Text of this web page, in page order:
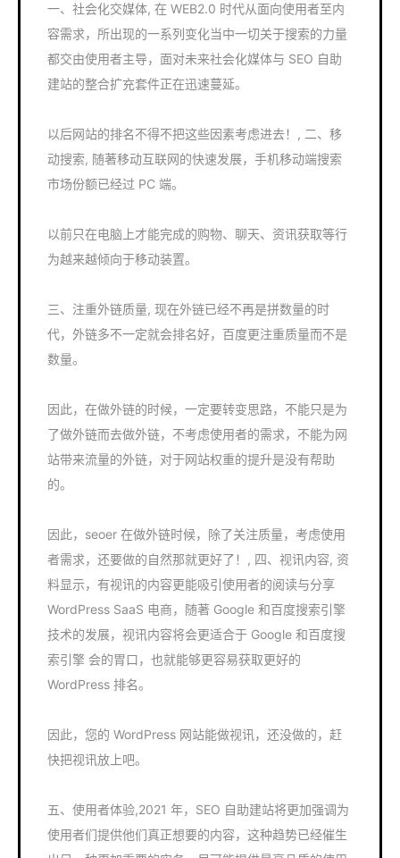
一、社会化交媒体, 在 WEB2.0 时代从面向使用者至内
容需求，所出现的一系列变化当中一切关于搜索的力量
都交由使用者主导，面对未来社会化媒体与 SEO 自助
建站的整合扩充套件正在迅速蔓延。
以后网站的排名不得不把这些因素考虑进去！, 二、移
动搜索, 随著移动互联网的快速发展，手机移动端搜索
市场份额已经过 PC 端。
以前只在电脑上才能完成的购物、聊天、资讯获取等行
为越来越倾向于移动装置。
三、注重外链质量, 现在外链已经不再是拼数量的时
代，外链多不一定就会排名好，百度更注重质量而不是
数量。
因此，在做外链的时候，一定要转变思路，不能只是为
了做外链而去做外链，不考虑使用者的需求，不能为网
站带来流量的外链，对于网站权重的提升是没有帮助
的。
因此，seoer 在做外链时候，除了关注质量，考虑使用
者需求，还要做的自然那就更好了！, 四、视讯内容, 资
料显示，有视讯的内容更能吸引使用者的阅读与分享
WordPress SaaS 电商，随著 Google 和百度搜索引擎
技术的发展，视讯内容将会更适合于 Google 和百度搜
索引擎 会的胃口，也就能够更容易获取更好的
WordPress 排名。
因此，您的 WordPress 网站能做视讯，还没做的，赶
快把视讯放上吧。
五、使用者体验,2021 年，SEO 自助建站将更加强调为
使用者们提供他们真正想要的内容，这种趋势已经催生